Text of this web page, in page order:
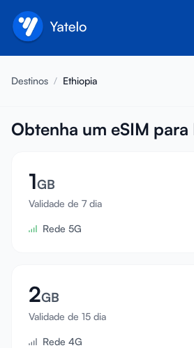
Sobre
Indique um amigo
Seja um afiliado
Central de ajuda
Suporte
Compatibilidade de dispositivos
Entrar
Destinos / Ethiopia
Obtenha um eSIM para
1GB
Validade de 7 dia
Rede 5G
2GB
Validade de 15 dia
Rede 4G